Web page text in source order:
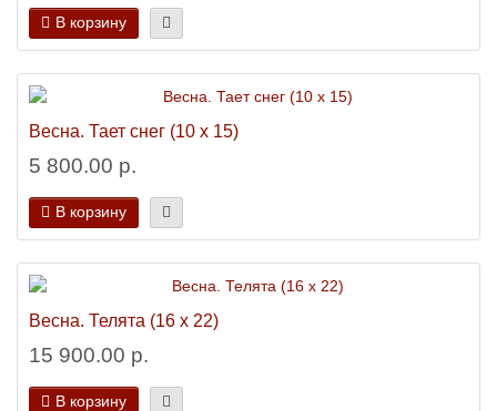
В корзину
Весна. Тает снег (10 х 15)
5 800.00 р.
В корзину
Весна. Телята (16 х 22)
15 900.00 р.
В корзину